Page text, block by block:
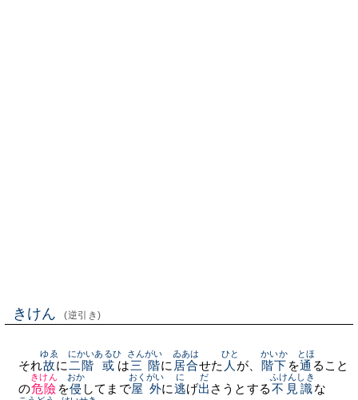
きけん (逆引き)
それ故
ゆゑ
に 二階
にかい
或
あるひ
は三階
さんがい
に 居合
ゐあは
せた 人
ひと
が、 階下
かいか
を通
とほ
ること
の危險
きけん
を侵
おか
してまで屋外
おくがい
に逃
に
げ出
だ
さうとする不見識
ふけんしき
な